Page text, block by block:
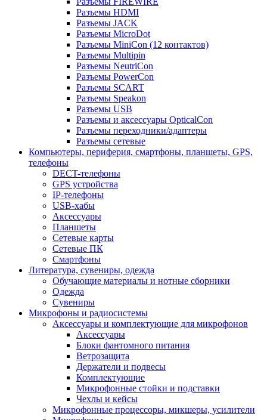
Разъемы HDMI
Разъемы JACK
Разъемы MicroDot
Разъемы MiniCon (12 контактов)
Разъемы Multipin
Разъемы NeutriCon
Разъемы PowerCon
Разъемы SCART
Разъемы Speakon
Разъемы USB
Разъемы и аксессуары OpticalCon
Разъемы переходники/адаптеры
Разъемы сетевые
Компьютеры, периферия, смартфоны, планшеты, GPS,
телефоны
DECT-телефоны
GPS устройства
IP-телефоны
USB-хабы
Аксессуары
Планшеты
Сетевые карты
Сетевые ПК
Смартфоны
Литература, сувениры, одежда
Обучающие материалы и нотные сборники
Одежда
Сувениры
Микрофоны и радиосистемы
Аксессуары и комплектующие для микрофонов
Аксессуары
Блоки фантомного питания
Ветрозащита
Держатели и подвесы
Комплектующие
Микрофонные стойки и подставки
Чехлы и кейсы
Микрофонные процессоры, микшеры, усилители